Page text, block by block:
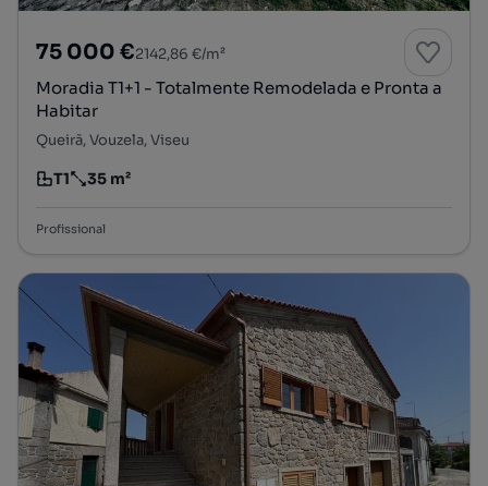
75 000 €2142,86 €/m²
Moradia T1+1 - Totalmente Remodelada e Pronta a
Habitar
Queirã, Vouzela, Viseu
Tipologia
T1
Preço por metro quadrado
35 m²
Profissional